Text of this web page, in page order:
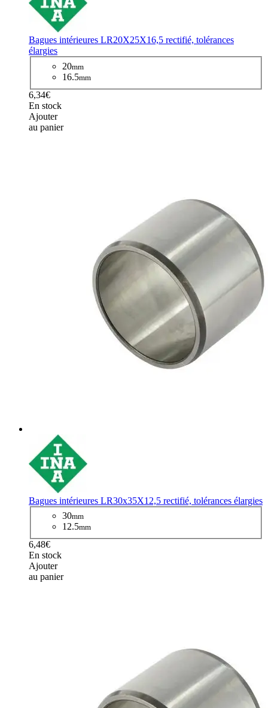
Bagues intérieures LR20X25X16,5 rectifié, tolérances
élargies
20mm
16.5mm
6,34€
En stock
Ajouter
au panier
Bagues intérieures LR30x35X12,5 rectifié, tolérances élargies
30mm
12.5mm
6,48€
En stock
Ajouter
au panier